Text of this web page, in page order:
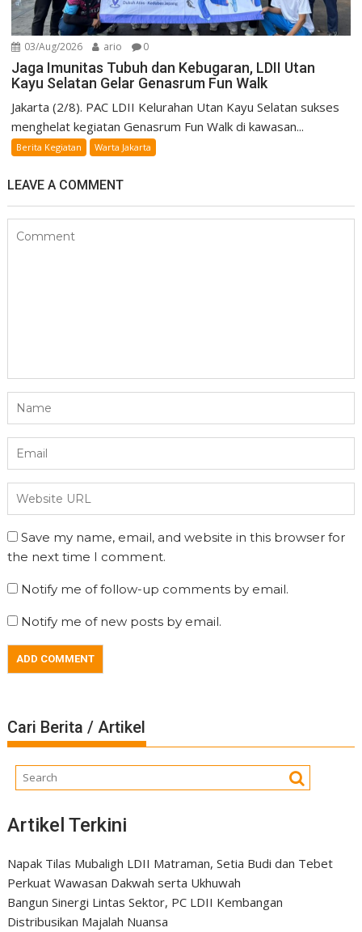
03/Aug/2026 ario 0
Jaga Imunitas Tubuh dan Kebugaran, LDII Utan
Kayu Selatan Gelar Genasrum Fun Walk
Jakarta (2/8). PAC LDII Kelurahan Utan Kayu Selatan sukses
menghelat kegiatan Genasrum Fun Walk di kawasan...
Berita Kegiatan Warta Jakarta
LEAVE A COMMENT
Save my name, email, and website in this browser for
the next time I comment.
Notify me of follow-up comments by email.
Notify me of new posts by email.
Cari Berita / Artikel
Artikel Terkini
Napak Tilas Mubaligh LDII Matraman, Setia Budi dan Tebet
Perkuat Wawasan Dakwah serta Ukhuwah
Bangun Sinergi Lintas Sektor, PC LDII Kembangan
Distribusikan Majalah Nuansa